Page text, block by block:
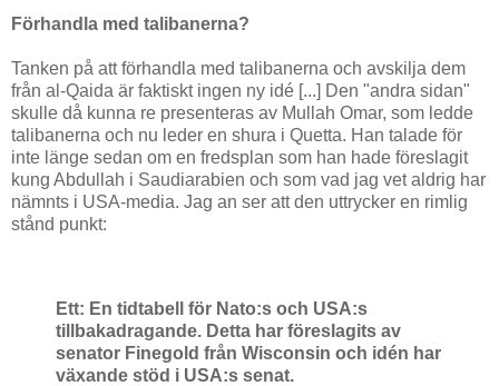
Förhandla med talibanerna?
Tanken på att förhandla med talibanerna och avskilja dem
från al-Qaida är faktiskt ingen ny idé [...] Den "andra sidan"
skulle då kunna re presenteras av Mullah Omar, som ledde
talibanerna och nu leder en shura i Quetta. Han talade för
inte länge sedan om en fredsplan som han hade föreslagit
kung Abdullah i Saudiarabien och som vad jag vet aldrig har
nämnts i USA-media. Jag an ser att den uttrycker en rimlig
stånd punkt:
Ett: En tidtabell för Nato:s och USA:s
tillbakadragande. Detta har föreslagits av
senator Finegold från Wisconsin och idén har
växande stöd i USA:s senat.